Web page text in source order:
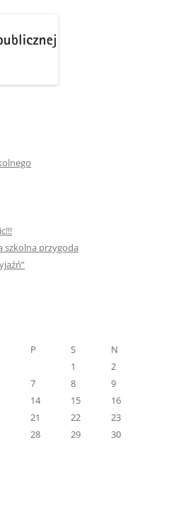
szkolna przygoda
P S
N
1
2
7 8
9
14 15
16
21 22
23
28 29
30